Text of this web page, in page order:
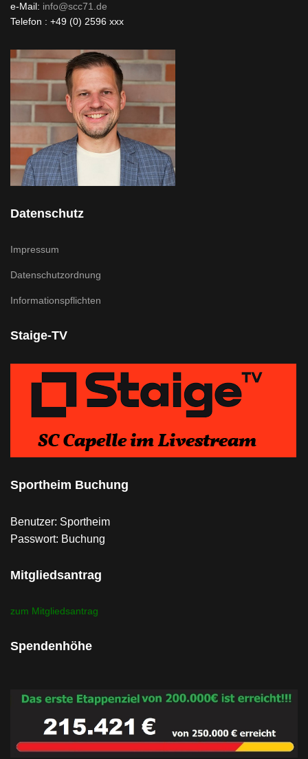
e-Mail: info@scc71.de
Telefon : +49 (0) 2596 xxx
Datenschutz
Impressum
Datenschutzordnung
Informationspflichten
Staige-TV
Sportheim Buchung
Benutzer: Sportheim
Passwort: Buchung
Mitgliedsantrag
zum Mitgliedsantrag
Spendenhöhe